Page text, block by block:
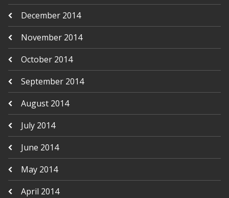
December 2014
November 2014
October 2014
September 2014
August 2014
July 2014
June 2014
May 2014
April 2014